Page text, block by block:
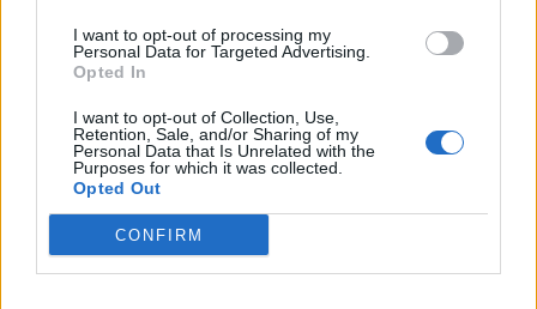
I want to opt-out of processing my
Personal Data for Targeted Advertising.
Opted In
I want to opt-out of Collection, Use,
Retention, Sale, and/or Sharing of my
Personal Data that Is Unrelated with the
Purposes for which it was collected.
Opted Out
CONFIRM
Kecskeméten is szakirányú
továbbképzésekkel erősít a Gál Ferenc
Egyetem